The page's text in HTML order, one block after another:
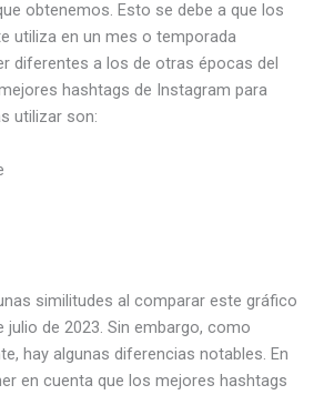
obtenemos. Esto se debe a que los
utiliza en un mes o temporada
diferentes a los de otras épocas del
hashtags de Instagram para
utilizar son:
similitudes al comparar este gráfico
julio de 2023. Sin embargo, como
hay algunas diferencias notables. En
en cuenta que los mejores hashtags